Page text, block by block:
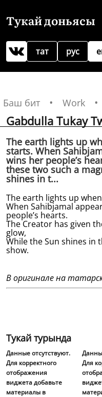
Тукай доньясы
рус
тат
Баш бит Work
Gabdulla Tukay
The earth lights up
starts. When
wins her people’s
these two such a
shines in t...
The earth lights up
When Sahibjamal
people’s hearts.
The Creator has given
glow,
While the Sun shines in
show.
В оригинале на
Тукай турында
Данные отсутствуют.
Для корректного
отображения
виджета добавьте
материалы в
Для